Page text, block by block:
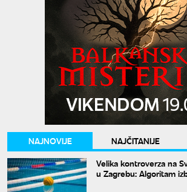
NAJNOVIJE NAJČITANIJE
Velika kontroverza na
u Zagrebu: Algoritam